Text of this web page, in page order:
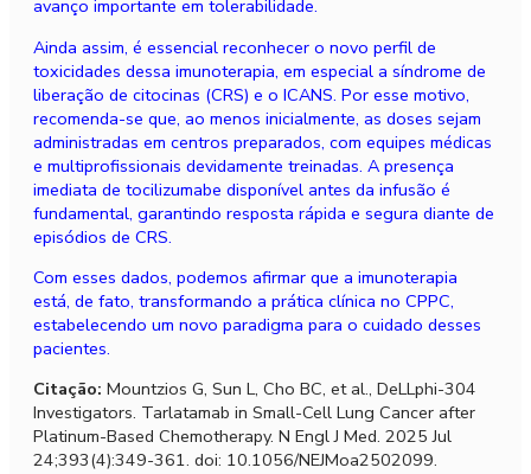
avanço importante em tolerabilidade.
Ainda assim, é essencial reconhecer o novo perfil de
toxicidades dessa imunoterapia, em especial a síndrome de
liberação de citocinas (CRS) e o ICANS. Por esse motivo,
recomenda-se que, ao menos inicialmente, as doses sejam
administradas em centros preparados, com equipes médicas
e multiprofissionais devidamente treinadas. A presença
imediata de tocilizumabe disponível antes da infusão é
fundamental, garantindo resposta rápida e segura diante de
episódios de CRS.
Com esses dados, podemos afirmar que a imunoterapia
está, de fato, transformando a prática clínica no CPPC,
estabelecendo um novo paradigma para o cuidado desses
pacientes.
Citação: Mountzios G, Sun L, Cho BC, et al., DeLLphi-304
Investigators. Tarlatamab in Small-Cell Lung Cancer after
Platinum-Based Chemotherapy. N Engl J Med. 2025 Jul
24;393(4):349-361. doi: 10.1056/NEJMoa2502099.